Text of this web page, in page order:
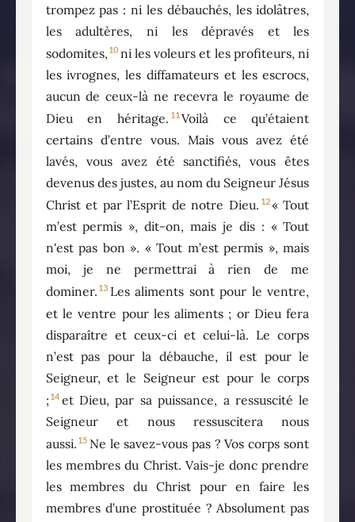
trompez pas : ni les débauchés, les idolâtres,
les adultères, ni les dépravés et les
sodomites, 10 ni les voleurs et les profiteurs, ni
les ivrognes, les diffamateurs et les escrocs,
aucun de ceux-là ne recevra le royaume de
Dieu en héritage. 11 Voilà ce qu’étaient
certains d’entre vous. Mais vous avez été
lavés, vous avez été sanctifiés, vous êtes
devenus des justes, au nom du Seigneur Jésus
Christ et par l’Esprit de notre Dieu. 12« Tout
m’est permis », dit-on, mais je dis : « Tout
n'est pas bon ». « Tout m’est permis », mais
moi, je ne permettrai à rien de me
dominer. 13 Les aliments sont pour le ventre,
et le ventre pour les aliments ; or Dieu fera
disparaître et ceux-ci et celui-là. Le corps
n’est pas pour la débauche, il est pour le
Seigneur, et le Seigneur est pour le corps
; 14 et Dieu, par sa puissance, a ressuscité le
Seigneur et nous ressuscitera nous
aussi. 15 Ne le savez-vous pas ? Vos corps sont
les membres du Christ. Vais-je donc prendre
les membres du Christ pour en faire les
membres d’une prostituée ? Absolument pas